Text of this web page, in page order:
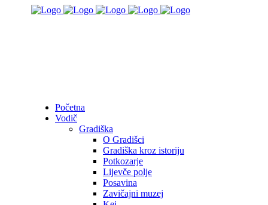
Početna
Vodič
Gradiška
O Gradišci
Gradiška kroz istoriju
Potkozarje
Lijevče polje
Posavina
Zavičajni muzej